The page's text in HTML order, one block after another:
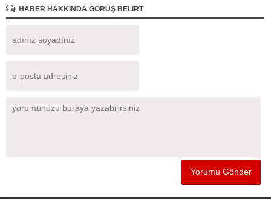
HABER HAKKINDA GÖRÜŞ BELİRT